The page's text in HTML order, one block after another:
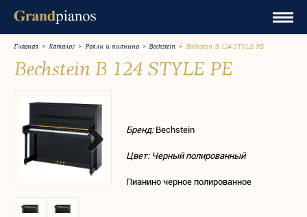
Главная > Каталог > Рояли и пианино > Bechstein > Bechstein B 124 STYLE PE
Bechstein B 124 STYLE PE
Бренд: Bechstein
Цвет: Черный полированный
Пианино черное полированное